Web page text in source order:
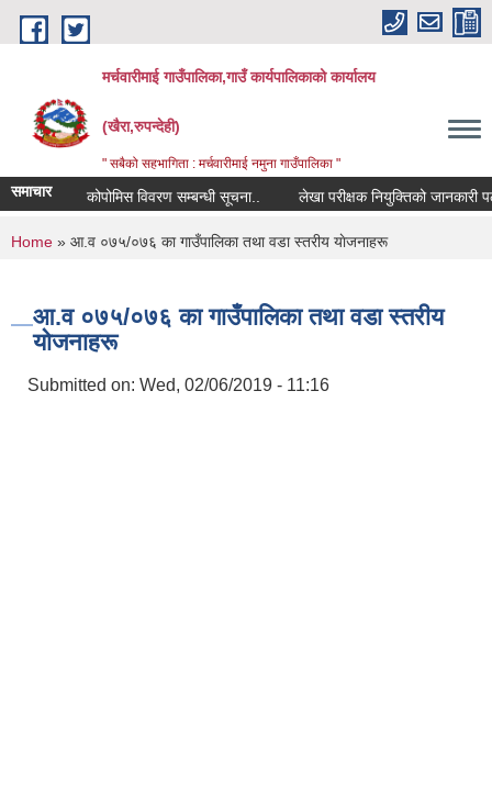
Skip to main content
मर्चवारीमाई गाउँपालिका,गाउँ कार्यपालिकाको कार्यालय
(खैरा,रुपन्देही)
" सबैको सहभागिता : मर्चवारीमाई नमुना गाउँपालिका "
समाचार कोपोमिस विवरण सम्बन्धी सूचना.. लेखा परीक्षक नियुक्तिको जानकारी
You are here
Home » आ‍.व ०७५/०७६ का गाउँपालिका तथा वडा स्तरीय याेजनाहरू
आ‍.व ०७५/०७६ का गाउँपालिका तथा वडा स्तरीय
याेजनाहरू
Submitted on: Wed, 02/06/2019 - 11:16